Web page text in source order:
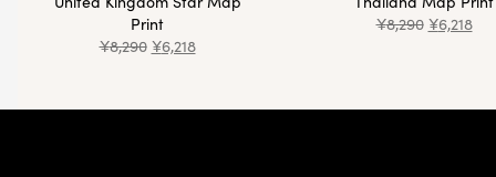
Print
¥8,290 ¥6,218
¥8,290 ¥6,218